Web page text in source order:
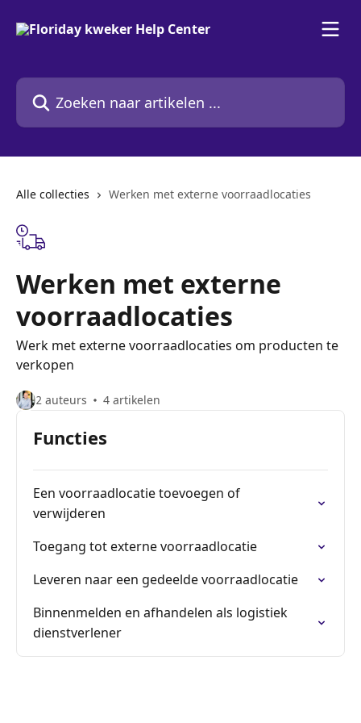
Zoeken naar artikelen ...
Alle collecties Werken met externe voorraadlocaties
Werken met externe
voorraadlocaties
Werk met externe voorraadlocaties om producten te
verkopen
2 auteurs 4 artikelen
Functies
Een voorraadlocatie toevoegen of
verwijderen
Toegang tot externe voorraadlocatie
Leveren naar een gedeelde voorraadlocatie
Binnenmelden en afhandelen als logistiek
dienstverlener